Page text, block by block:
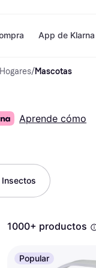
Formas de pago
Paga en 3 plazos
Paga en 30 días
Tiendas
Zalando Prive
Zara
Directorio de
App de Klarna
Hogares/Mascotas
Aprende cómo
1000+ productos
Popular